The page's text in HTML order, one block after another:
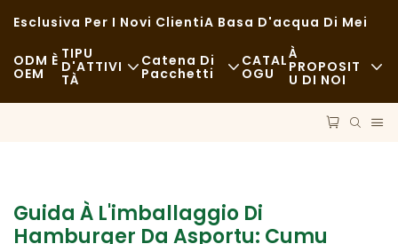
Esclusiva Per I Novi ClientiA Basa D'acqua Di Mei
ODM È
OEM
TIPU
D'ATTIVI
TÀ
Fast Food
Caffè È Coffee Shops
Catena Di
Pacchetti
Tecnulugia
CATAL
OGU
À
PROPOSIT
U DI NOI
Nutizie
FAQS
Guida À L'imballaggio Di
Hamburger Da Asportu: Cumu